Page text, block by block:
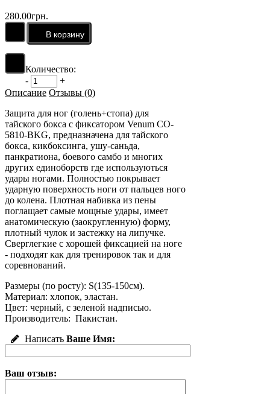
280.00грн.
Количество:
-
+
Описание Отзывы (0)
Защита для ног (голень+стопа) для
тайского бокса с фиксатором Venum CO-
5810-BKG, предназначена для тайского
бокса, кикбоксинга, ушу-саньда,
панкратиона, боевого самбо и многих
других единоборств где используються
удары ногами. Полностью покрывает
ударную поверхность ноги от пальцев ного
до колена. Плотная набивка из пены
поглащает самые мощные удары, имеет
анатомическую (заокругленную) форму,
плотный чулок и застежку на липучке.
Сверглегкие с хорошей фиксацией на ноге
- подходят как для тренировок так и для
соревнований.
Размеры (по росту): S(135-150см).
Материал: хлопок, эластан.
Цвет: черный, с зеленой надписью.
Производитель: Пакистан.
Написать Ваше Имя:
Ваш отзыв: